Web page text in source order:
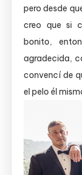
pero desde
creo que si
bonito,
agradecida,
convencí de
el pelo él